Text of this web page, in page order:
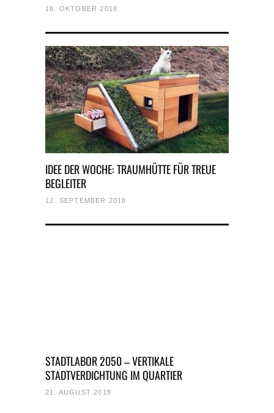
18. OKTOBER 2018
IDEE DER WOCHE: TRAUMHÜTTE FÜR TREUE
BEGLEITER
12. SEPTEMBER 2018
STADTLABOR 2050 – VERTIKALE
STADTVERDICHTUNG IM QUARTIER
21. AUGUST 2018